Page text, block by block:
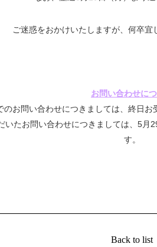
ご迷惑をおかけいたしますが、何卒宜
お問い合わせに
のお問い合わせにつきましては、終日
いたお問い合わせにつきましては、5月
す。
Back to list